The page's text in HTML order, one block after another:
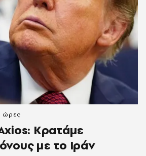
Κρατάμε
με το Ιράν
ώρες